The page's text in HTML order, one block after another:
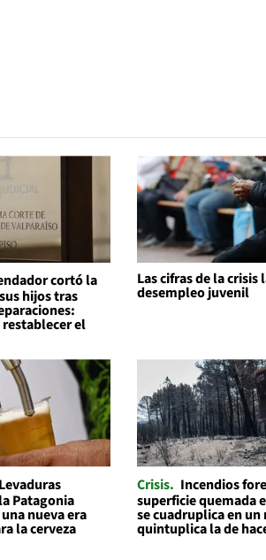
cortó la
hijos tras
el
Las cifras de la
desempleo juvenil
Levaduras
Patagonia
nueva era
la cerveza
Crisis Incendios
superficie quemada
se cuadruplica en un
quintuplica la de